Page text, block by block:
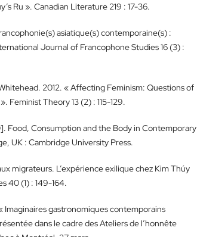
Ru ». Canadian Literature 219 : 17-36.
asiatique(s) contemporaine(s) :
Journal of Francophone Studies 16 (3) :
2012. « Affecting Feminism: Questions of
Feminist Theory 13 (2) : 115-129.
Food, Consumption and the Body in Contemporary
UK : Cambridge University Press.
migrateurs. L’expérience exilique chez Kim Thúy
40 (1) : 149-164.
Imaginaires gastronomiques contemporains
dans le cadre des Ateliers de l’honnête